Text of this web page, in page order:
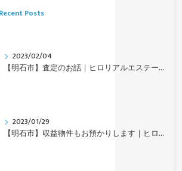
Recent Posts
2023/02/04
【明石市】査定のお話｜ヒロリアルエステート
2023/01/29
【明石市】収益物件もお預かりします｜ヒロリアルエステート